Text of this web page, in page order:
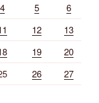
4 5
6
12
13
19
20
26
27